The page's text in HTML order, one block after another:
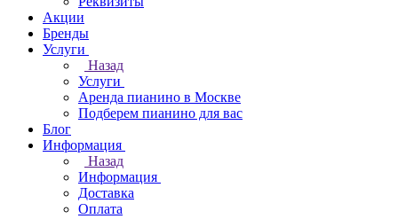
Акции
Бренды
Услуги
Назад
Услуги
Аренда пианино в Москве
Подберем пианино для вас
Блог
Информация
Назад
Информация
Доставка
Оплата